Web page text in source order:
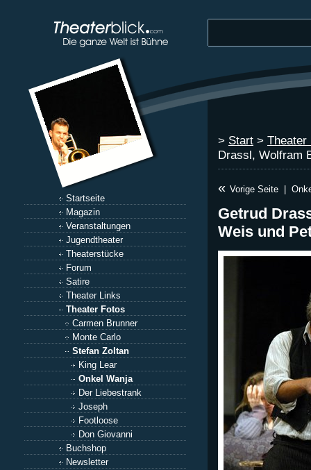
Startseite
Magazin
Veranstaltungen
Jugendtheater
Theaterstücke
Forum
Satire
Theater Links
Theater Fotos
Carmen Brunner
Monte Carlo
Stefan Zoltan
King Lear
Onkel Wanja
Der Liebestrank
Joseph
Footloose
Don Giovanni
Buchshop
Newsletter
> Start > Theater
Drassl, Wolfram
« Vorige Seite
Getrud
Weis und